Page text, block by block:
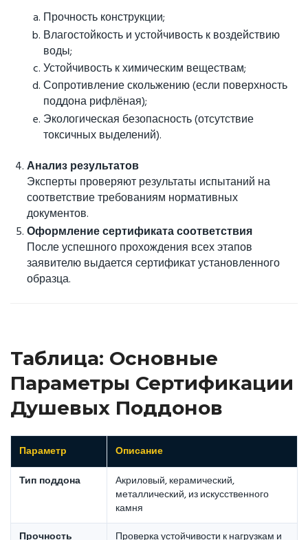
Прочность конструкции;
Влагостойкость и устойчивость к воздействию
воды;
Устойчивость к химическим веществам;
Сопротивление скольжению (если поверхность
поддона рифлёная);
Экологическая безопасность (отсутствие
токсичных выделений).
Анализ результатов
Эксперты проверяют результаты испытаний на
соответствие требованиям нормативных
документов.
Оформление сертификата соответствия
После успешного прохождения всех этапов
заявителю выдается сертификат установленного
образца.
Таблица: Основные
Параметры Сертификации
Душевых Поддонов
Параметр
Описание
Тип поддона
Акриловый, керамический,
металлический, из искусственного
камня
Прочность
Проверка устойчивости к нагрузкам и